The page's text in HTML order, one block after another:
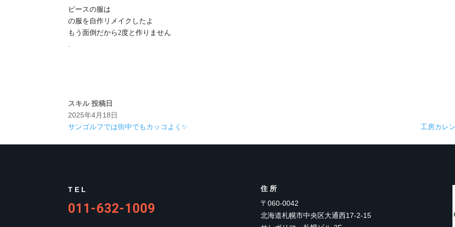
ピースの服は
の服を自作リメイクしたよ
もう面倒だから2度と作りません
スキル 投稿日
2025年4月18日
サンゴルフでは街中でもカッコよく✨
工房カレ
TEL
011-632-1009
住所
〒060-0042
北海道札幌市中央区大通西17-2-15